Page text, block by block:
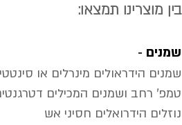
בין מוצרינו תמצאו:
שמנים -
שמנים הידראולים מינרלים או
טמפ' רחב ושמנים המכילים
נוזלים הידרואלים חסיני אש